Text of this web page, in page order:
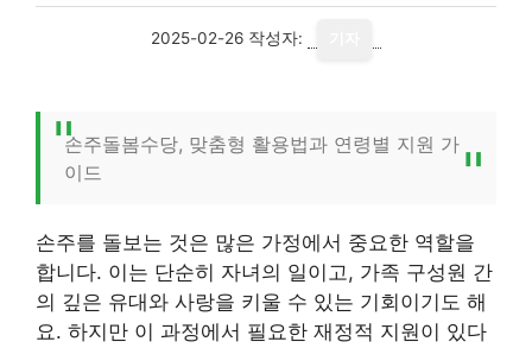
2025-02-26 작성자:
손주돌봄수당, 맞춤형 활용법과 연령별 지원 가
이드
손주를 돌보는 것은 많은 가정에서 중요한 역할을
합니다. 이는 단순히 자녀의 일이고, 가족 구성원 간
의 깊은 유대와 사랑을 키울 수 있는 기회이기도 해
요. 하지만 이 과정에서 필요한 재정적 지원이 있다